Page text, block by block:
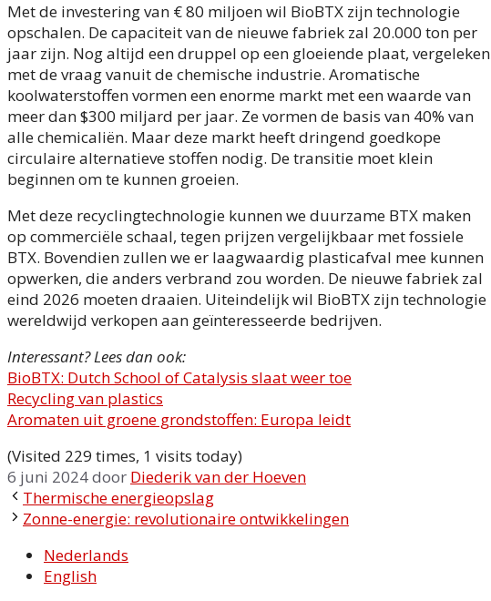
Met de investering van € 80 miljoen wil BioBTX zijn technologie
opschalen. De capaciteit van de nieuwe fabriek zal 20.000 ton per
jaar zijn. Nog altijd een druppel op een gloeiende plaat, vergeleken
met de vraag vanuit de chemische industrie. Aromatische
koolwaterstoffen vormen een enorme markt met een waarde van
meer dan $300 miljard per jaar. Ze vormen de basis van 40% van
alle chemicaliën. Maar deze markt heeft dringend goedkope
circulaire alternatieve stoffen nodig. De transitie moet klein
beginnen om te kunnen groeien.
Met deze recyclingtechnologie kunnen we duurzame BTX maken
op commerciële schaal, tegen prijzen vergelijkbaar met fossiele
BTX. Bovendien zullen we er laagwaardig plasticafval mee kunnen
opwerken, die anders verbrand zou worden. De nieuwe fabriek zal
eind 2026 moeten draaien. Uiteindelijk wil BioBTX zijn technologie
wereldwijd verkopen aan geïnteresseerde bedrijven.
Interessant? Lees dan ook:
BioBTX: Dutch School of Catalysis slaat weer toe
Recycling van plastics
Aromaten uit groene grondstoffen: Europa leidt
(Visited 229 times, 1 visits today)
6 juni 2024door Diederik van der Hoeven
Thermische energieopslag
Zonne-energie: revolutionaire ontwikkelingen
Nederlands
English